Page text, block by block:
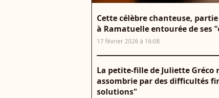
Cette célèbre chanteuse,
à Ramatuelle entourée de ses
17 février 2026 à 16:08
La petite-fille de Juliette Gréco
assombrie par des difficultés
solutions"